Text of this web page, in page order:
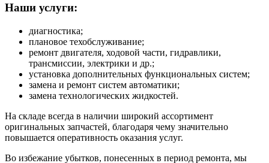
Наши услуги:
диагностика;
плановое техобслуживание;
ремонт двигателя, ходовой части, гидравлики,
трансмиссии, электрики и др.;
установка дополнительных функциональных систем;
замена и ремонт систем автоматики;
замена технологических жидкостей.
На складе всегда в наличии широкий ассортимент
оригинальных запчастей, благодаря чему значительно
повышается оперативность оказания услуг.
Во избежание убытков, понесенных в период ремонта, мы